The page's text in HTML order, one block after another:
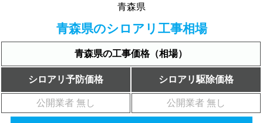
青森県
青森県のシロアリ工事相場
青森県の工事価格（相場）
シロアリ予防価格 シロアリ駆除価格
公開業者 無し 公開業者 無し